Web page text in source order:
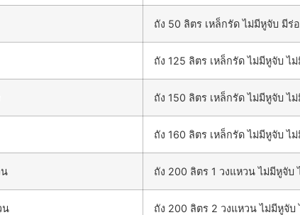
ถัง 50 ลิตร เหล็กรัด ไม่มีหูจับ มีร่
ถัง 125 ลิตร เหล็กรัด ไม่มีหูจับ ไม่
ถัง 150 ลิตร เหล็กรัด ไม่มีหูจับ ไม่
ถัง 160 ลิตร เหล็กรัด ไม่มีหูจับ ไม่
น ถัง 200 ลิตร 1 วงแหวน ไม่มีหูจับ
น ถัง 200 ลิตร 2 วงแหวน ไม่มีหูจับ